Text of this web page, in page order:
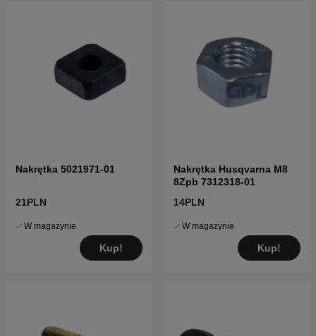
Nakrętka 5021971-01
21PLN
W magazynie
Kup!
Nakrętka Husqvarna M8
8Zpb 7312318-01
14PLN
W magazynie
Kup!